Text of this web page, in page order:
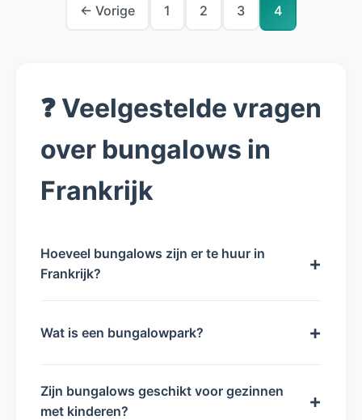
← Vorige 1 2 3 4
❓ Veelgestelde vragen
over bungalows in
Frankrijk
Hoeveel bungalows zijn er te huur in
Frankrijk?
+
Wat is een bungalowpark? +
Zijn bungalows geschikt voor gezinnen
met kinderen?
+